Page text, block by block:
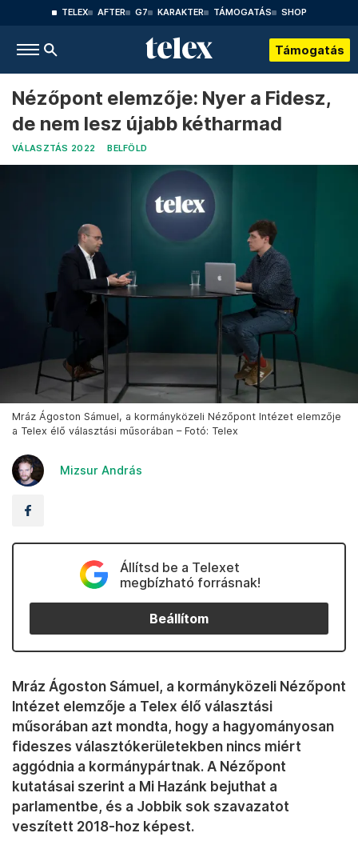
TELEX AFTER G7 KARAKTER TÁMOGATÁS SHOP
Támogatás
Nézőpont elemzője: Nyer a Fidesz,
de nem lesz újabb kétharmad
VÁLASZTÁS 2022 BELFÖLD
Mráz Ágoston Sámuel, a kormányközeli Nézőpont Intézet elemzője
a Telex élő választási műsorában – Fotó: Telex
Mizsur András
Állítsd be a Telexet
megbízható forrásnak!
Beállítom
Mráz Ágoston Sámuel, a kormányközeli Nézőpont
Intézet elemzője a Telex élő választási
műsorában azt mondta, hogy a hagyományosan
fideszes választókerületekben nincs miért
aggódnia a kormánypártnak. A Nézőpont
kutatásai szerint a Mi Hazánk bejuthat a
parlamentbe, és a Jobbik sok szavazatot
veszített 2018-hoz képest.